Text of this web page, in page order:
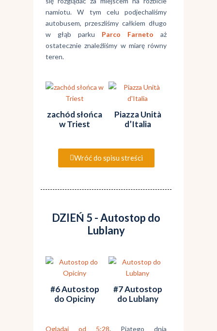
namiotu. W tym celu podjechaliśmy
autobusem, przeszliśmy całkiem długo
w głąb parku Parco Farneto aż
ostatecznie znaleźliśmy w miarę równy
teren.
zachód słońca
w Triest
Piazza Unità
d’Italia
Wróć do spisu streści
DZIEŃ 5 - Autostop do
Lublany
#6 Autostop
do Opiciny
#7 Autostop
do Lublany
Oglądaj od 5:28. Piątego dnia